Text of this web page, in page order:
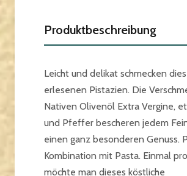
Produktbeschreibung
Leicht und delikat schmecken
erlesenen Pistazien. Die
Nativen Olivenöl Extra Vergine,
und Pfeffer bescheren jedem
einen ganz besonderen Genuss.
Kombination mit Pasta. Einmal
möchte man dieses köstliche